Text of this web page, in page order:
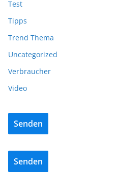
Test
Tipps
Trend Thema
Uncategorized
Verbraucher
Video
Senden
Senden